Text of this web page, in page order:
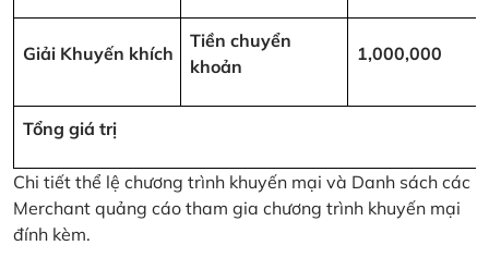
Giải Khuyến khích
Tiền chuyển
khoản
1,000,000
Tổng giá trị
Chi tiết thể lệ chương trình khuyến mại và Danh sách các
Merchant quảng cáo tham gia chương trình khuyến mại
đính kèm.